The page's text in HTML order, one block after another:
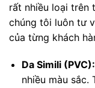
rất nhiều loại trên
chúng tôi luôn tư
của từng khách
Da Simili (PVC):
nhiều màu sắc.